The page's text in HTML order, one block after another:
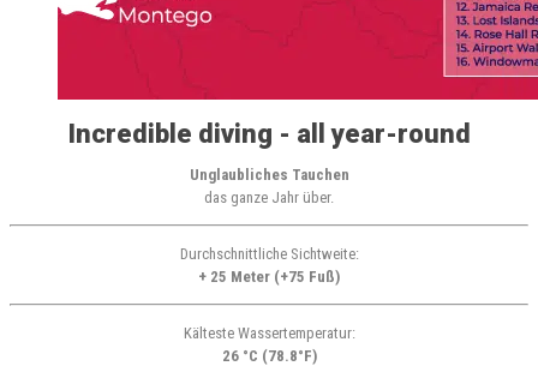
Incredible diving - all year-round
Unglaubliches Tauchen
das ganze Jahr über.
Durchschnittliche Sichtweite:
+ 25 Meter (+75 Fuß)
Kälteste Wassertemperatur:
26 °C (78.8°F)